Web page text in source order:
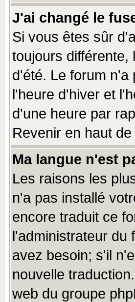
J'ai changé le
Si vous êtes sûr
toujours différente,
d'été. Le forum n'a
l'heure d'hiver et
d'une heure par
Revenir en haut de
Ma langue n'est
Les raisons les
n'a pas installé
encore traduit ce
l'administrateur du
avez besoin; s'il
nouvelle
web du groupe